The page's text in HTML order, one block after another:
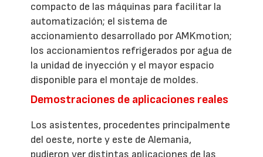
compacto de las máquinas para facilitar la
automatización; el sistema de
accionamiento desarrollado por AMKmotion;
los accionamientos refrigerados por agua de
la unidad de inyección y el mayor espacio
disponible para el montaje de moldes.
Demostraciones de aplicaciones reales
Los asistentes, procedentes principalmente
del oeste, norte y este de Alemania,